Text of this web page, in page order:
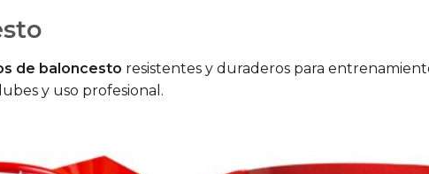
de baloncesto resistentes y duraderos para
y uso profesional.